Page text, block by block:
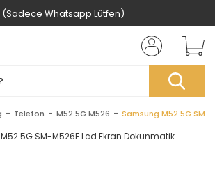
(Sadece Whatsapp Lütfen)
Telefon M52 5G M526 Samsung M52 5G SM-